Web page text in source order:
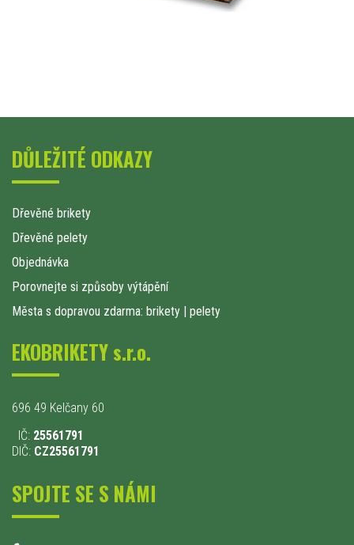
DŮLEŽITÉ ODKAZY
Dřevěné brikety
Dřevěné pelety
Objednávka
Porovnejte si způsoby výtápění
Města s dopravou zdarma: brikety | pelety
EKOBRIKETY s.r.o.
696 49 Kelčany 60
IČ: 25561791
DIČ: CZ25561791
SPOJTE SE S NÁMI